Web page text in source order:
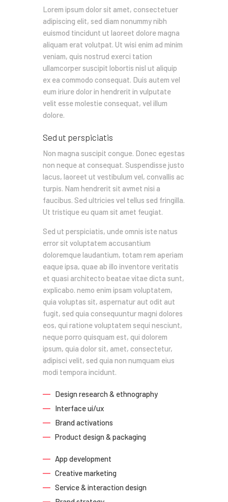
Lorem ipsum dolor sit amet, consectetuer
adipiscing elit, sed diam nonummy nibh
euismod tincidunt ut laoreet dolore magna
aliquam erat volutpat. Ut wisi enim ad minim
veniam, quis nostrud exerci tation
ullamcorper suscipit lobortis nisl ut aliquip
ex ea commodo consequat. Duis autem vel
eum iriure dolor in hendrerit in vulputate
velit esse molestie consequat, vel illum
dolore.
Sed ut perspiciatis
Non magna suscipit congue. Donec egestas
non neque at consequat. Suspendisse justo
lacus, laoreet ut vestibulum vel, convallis ac
turpis. Nam hendrerit sit avmet nisi a
faucibus. Sed ultricies vel tellus sed fringilla.
Ut tristique eu quam sit amet feugiat.
Sed ut perspiciatis, unde omnis iste natus
error sit voluptatem accusantium
doloremque laudantium, totam rem aperiam
eaque ipsa, quae ab illo inventore veritatis
et quasi architecto beatae vitae dicta sunt,
explicabo. nemo enim ipsam voluptatem,
quia voluptas sit, aspernatur aut odit aut
fugit, sed quia consequuntur magni dolores
eos, qui ratione voluptatem sequi nesciunt,
neque porro quisquam est, qui dolorem
ipsum, quia dolor sit, amet, consectetur,
adipisci velit, sed quia non numquam eius
modi tempora incidunt.
Design research & ethnography
Interface ui/ux
Brand activations
Product design & packaging
App development
Creative marketing
Service & interaction design